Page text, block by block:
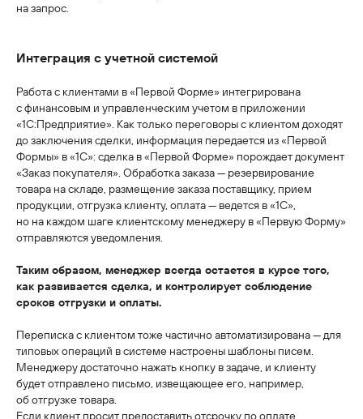
на запрос.
Интеграция с учетной системой
Работа с клиентами в «Первой Форме» интегрирована
с финансовым и управленческим учетом в приложении
«1С:Предприятие». Как только переговоры с клиентом доходят
до заключения сделки, информация передается из «Первой
Формы» в «1С»: сделка в «Первой Форме» порождает документ
«Заказ покупателя». Обработка заказа — резервирование
товара на складе, размещение заказа поставщику, прием
продукции, отгрузка клиенту, оплата — ведется в «1С»,
но на каждом шаге клиентскому менеджеру в «Первую Форму»
отправляются уведомления.
Таким образом, менеджер всегда остается в курсе того,
как развивается сделка, и контролирует соблюдение
сроков отгрузки и оплаты.
Переписка с клиентом тоже частично автоматизирована — для
типовых операций в системе настроены шаблоны писем.
Менеджеру достаточно нажать кнопку в задаче, и клиенту
будет отправлено письмо, извещающее его, например,
об отгрузке товара.
Если клиент просит предоставить отсрочку по оплате,